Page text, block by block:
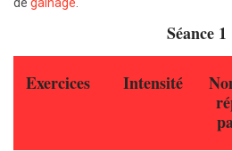
Séance 1
Exercices Intensité